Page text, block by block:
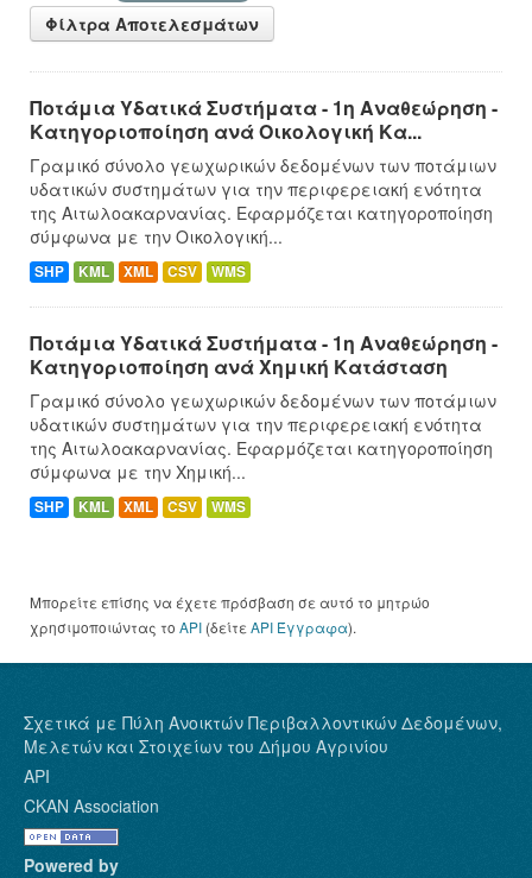
Φίλτρα Αποτελεσμάτων
Ποτάμια Υδατικά Συστήματα - 1η Αναθεώρηση -
Κατηγοριοποίηση ανά Οικολογική Κα...
Γραμικό σύνολο γεωχωρικών δεδομένων των ποτάμιων
υδατικών συστημάτων για την περιφερειακή ενότητα
της Αιτωλοακαρνανίας. Εφαρμόζεται κατηγοροποίηση
σύμφωνα με την Οικολογική...
SHP KML XML CSV WMS
Ποτάμια Υδατικά Συστήματα - 1η Αναθεώρηση -
Κατηγοριοποίηση ανά Χημική Κατάσταση
Γραμικό σύνολο γεωχωρικών δεδομένων των ποτάμιων
υδατικών συστημάτων για την περιφερειακή ενότητα
της Αιτωλοακαρνανίας. Εφαρμόζεται κατηγοροποίηση
σύμφωνα με την Χημική...
SHP KML XML CSV WMS
Μπορείτε επίσης να έχετε πρόσβαση σε αυτό το μητρώο
χρησιμοποιώντας το API (δείτε API Έγγραφα).
Σχετικά με Πύλη Ανοικτών Περιβαλλοντικών Δεδομένων,
Μελετών και Στοιχείων του Δήμου Αγρινίου
API
CKAN Association
Powered by